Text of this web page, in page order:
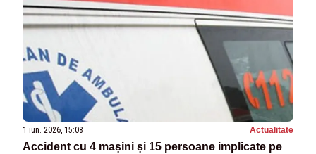
1 iun. 2026, 15:08 Actualitate
Accident cu 4 mașini și 15 persoane implicate pe